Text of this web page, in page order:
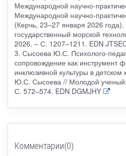
Международной научно-
Международной научно-
(Керчь, 23–27 января 2026
государственный морской
2026. – С. 1207–1211. EDN
3. Сысоева Ю.С. Психолого-
сопровождение как инструмент
инклюзивной культуры в детском
Ю.С. Сысоева // Молодой
С. 572–574. EDN DGMJHY
Комментарии(0)